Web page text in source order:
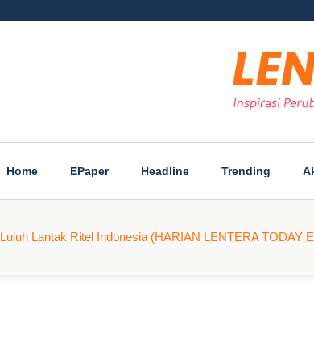
Home EPaper Headline Trending
Luluh Lantak Ritel Indonesia (HARIAN LENTERA TODAY